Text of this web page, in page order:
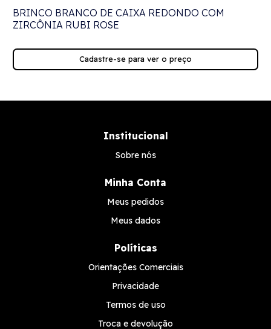
BRINCO BRANCO DE CAIXA REDONDO COM
ZIRCÔNIA RUBI ROSE
Cadastre-se para ver o preço
Institucional
Sobre nós
Minha Conta
Meus pedidos
Meus dados
Políticas
Orientações Comerciais
Privacidade
Termos de uso
Troca e devolução